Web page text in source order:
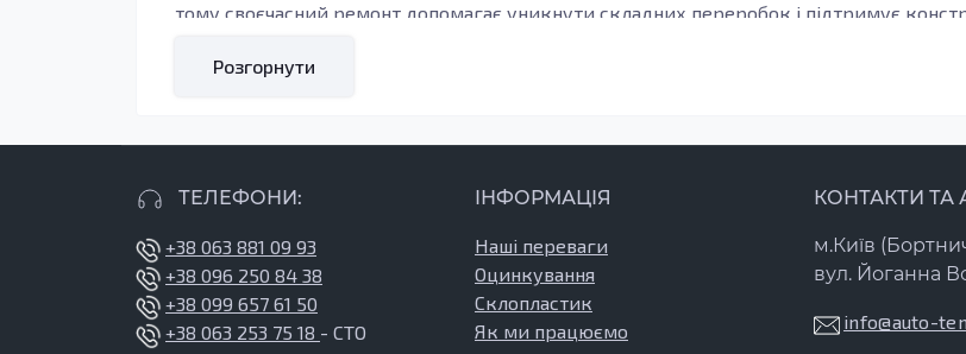
тому своєчасний ремонт допомагає уникнути складних переробок і підтримує
Під час підбору орієнтуються на тип кузова, модифікацію та місце встановлення
Кому підходять ці запчастини
та підвищену зносостійкість у місцях, де метал контактує з вологою та реагентами.
герметизацію стиків і антикорозійну обробку, щоб результат зберігався довго.
З’єднувачі порога - деталі стикування, що забезпечують правильне з’єднання
допомагають відновити геометрію при ремонті та знизити ризик появи щілин і
місцях стику, де метал часто втрачає міцність найшвидше.
Розгорнути
ТЕЛЕФОНИ:
+38 063 881 09 93
+38 096 250 84 38
+38 099 657 61 50
+38 063 253 75 18 - СТО
ІНФОРМАЦІЯ
Наші переваги
Оцинкування
Склопластик
Як ми працюємо
КОНТАКТИ ТА
м.Київ
вул. Йоганна
info@auto-